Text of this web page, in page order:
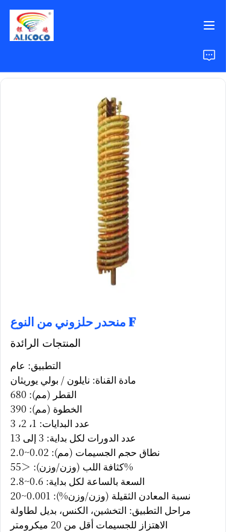
منحدر حلزوني من النوع F
المنتجات الرائدة
التطبيق: عام
مادة القناة: نايلون / بولي يوريثان
القطر (مم): 680
الخطوة (مم): 390
عدد البدايات: 1، 2، 3
عدد الدورات لكل بداية: 3 إلى 13
نطاق حجم الجسيمات (مم): 0.02~2.0
كثافة اللب (وزن/وزن): ＜55%
السعة بالساعة لكل بداية: 0.6~2.8
نسبة المعادن الثقيلة (وزن/وزن%): 0.001~20
مراحل التطبيق: التخشين، الكنس، بديل لطاولة
الاهتزاز للجسيمات أقل من 20 ميكرومتر